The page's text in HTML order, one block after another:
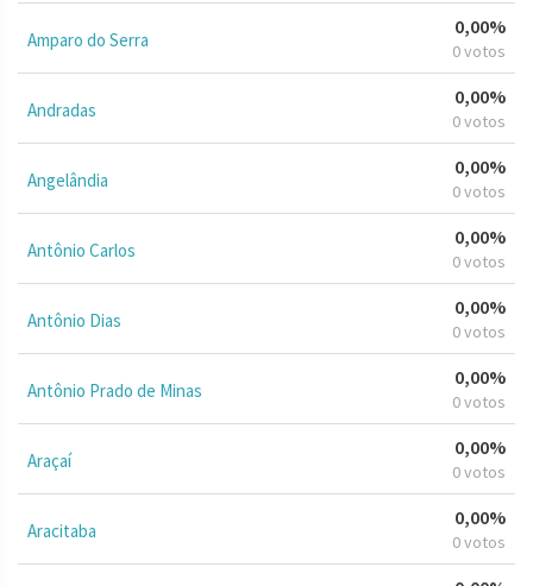
Amparo do Serra
0,00%
0 votos
Andradas
0,00%
0 votos
Angelândia
0,00%
0 votos
Antônio Carlos
0,00%
0 votos
Antônio Dias
0,00%
0 votos
Antônio Prado de Minas
0,00%
0 votos
Araçaí
0,00%
0 votos
Aracitaba
0,00%
0 votos